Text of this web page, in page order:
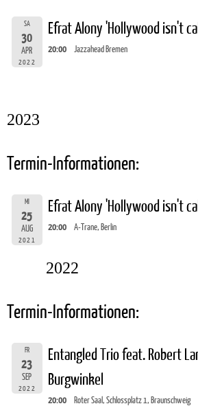
SA
30
APR
2022
Efrat Alony 'Hollywood isn't
20:00 Jazzahead Bremen
2023
Termin-Informationen:
MI
25
AUG
2021
Efrat Alony 'Hollywood isn't
20:00 A-Trane, Berlin
2022
Termin-Informationen:
FR
23
SEP
2022
Entangled Trio feat. Robert
Burgwinkel
20:00 Roter Saal, Schlossplatz 1, Braunschweig